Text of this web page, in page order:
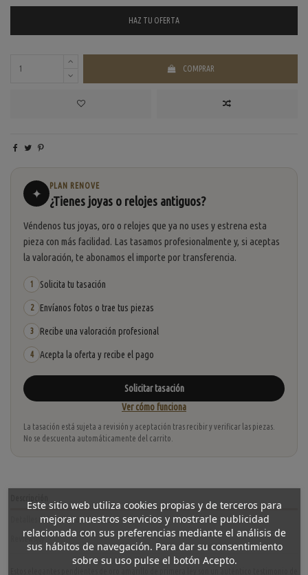
HAZ TU OFERTA
COMPRAR
✦
PLAN RENOVE
¿Tienes joyas o relojes antiguos?
Véndenos tus joyas, oro o relojes que ya no uses y estrena esta
pieza con más facilidad. Las tasamos profesionalmente y, si aceptas
la valoración, te abonamos el importe por transferencia.
1 Solicita tu tasación
2 Envíanos fotos o trae tus piezas
3 Recibe una valoración profesional
4 Acepta la oferta y recibe el pago
Solicitar tasación
Ver cómo funciona
La tasación está sujeta a revisión y aceptación tras recibir y verificar las piezas.
No se descuenta automáticamente del carrito.
Detalles del producto
Reviews(0)
Este sitio web utiliza cookies propias y de terceros para
mejorar nuestros servicios y mostrarle publicidad
relacionada con sus preferencias mediante el análisis de
sus hábitos de navegación. Para dar su consentimiento
sobre su uso pulse el botón Acepto.